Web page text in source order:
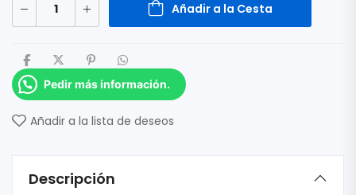
Añadir a la Cesta
Pedir más información.
Añadir a la lista de deseos
Descripción